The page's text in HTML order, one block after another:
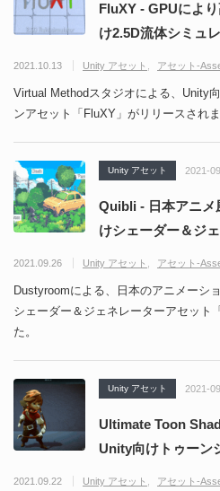
FluXY - GPUによ
け2.5D流体シミュ
2021.10.13 Unity アセット アセット-
Virtual Methodスタジオによる、Unity
ンアセット「FluXY」がリリースされま
Unity アセット 2021-
Quibli - 日本アニメ
けシェーダー＆ジ
2021.09.26 Unity アセット アセット-
Dustyroomによる、日本のアニメーシ
シェーダー＆ジェネレーターアセット
た。
Unity アセット 2021-
Ultimate Toon
Unity向けトゥーン
2021.09.22 Unity アセット アセット-